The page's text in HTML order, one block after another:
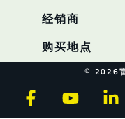
经销商
购买地点
© 2026